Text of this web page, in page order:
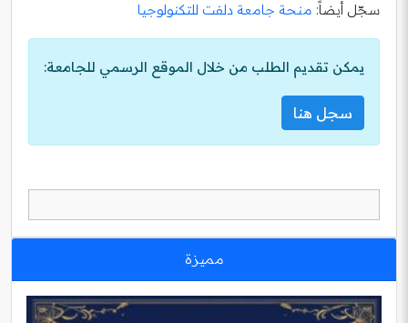
سجّل أيضاً: منحة جامعة دلفت للتكنولوجيا
يمكن تقديم الطلب من خلال الموقع الرسمي للجامعة:
سجل هنا
مميزة